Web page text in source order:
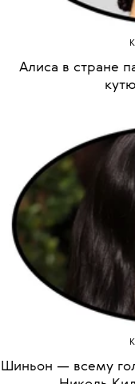
Алиса в стране
Шиньон — всему